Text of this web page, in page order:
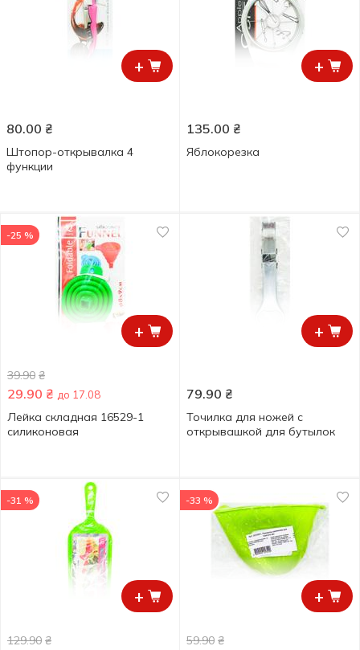
+
80.00 ₴
Штопор-открывалка 4
функции
+
135.00 ₴
Яблокорезка
+
-25 %
39.90 ₴
29.90 ₴ до 17.08
Лейка складная 16529-1
силиконовая
+
79.90 ₴
Точилка для ножей с
открывашкой для бутылок
+
-31 %
129.90 ₴
+
-33 %
59.90 ₴